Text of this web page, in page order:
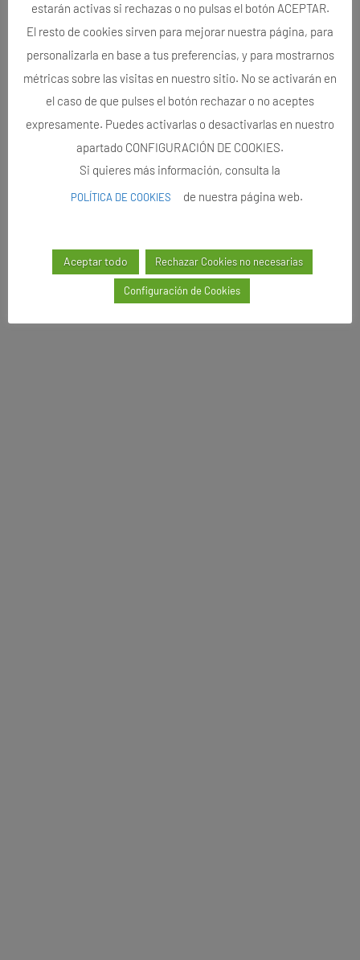
estarán activas si rechazas o no pulsas el botón ACEPTAR.
El resto de cookies sirven para mejorar nuestra página, para
personalizarla en base a tus preferencias, y para mostrarnos
métricas sobre las visitas en nuestro sitio. No se activarán en
el caso de que pulses el botón rechazar o no aceptes
expresamente. Puedes activarlas o desactivarlas en nuestro
apartado CONFIGURACIÓN DE COOKIES.
Si quieres más información, consulta la
POLÍTICA DE COOKIES de nuestra página web.
Aceptar todo Rechazar Cookies no necesarias
Configuración de Cookies